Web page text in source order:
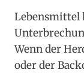
Lebensmittel
Wenn der
oder der